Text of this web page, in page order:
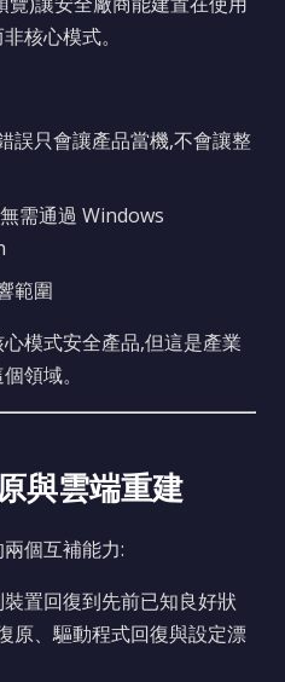
核心模式。
誤只會讓產品當機,不會讓整
需通過 Windows
範圍
模式安全產品,但這是產業
領域。
與雲端重建
個互補能力:
裝置回復到先前已知良好狀
原、驅動程式回復與設定漂